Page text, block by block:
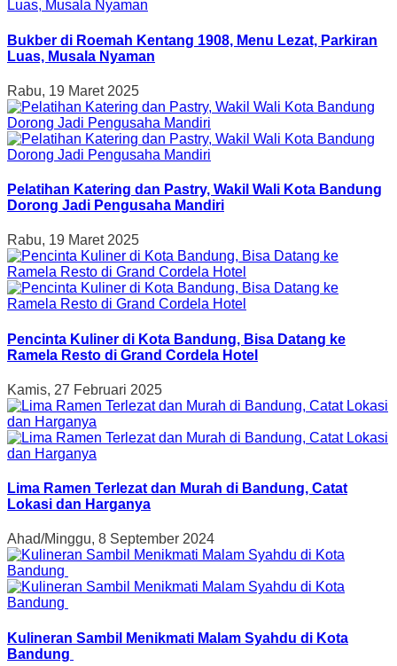
Bukber di Roemah Kentang 1908, Menu Lezat, Parkiran
Luas, Musala Nyaman
Rabu, 19 Maret 2025
Pelatihan Katering dan Pastry, Wakil Wali Kota Bandung
Dorong Jadi Pengusaha Mandiri
Rabu, 19 Maret 2025
Pencinta Kuliner di Kota Bandung, Bisa Datang ke
Ramela Resto di Grand Cordela Hotel
Kamis, 27 Februari 2025
Lima Ramen Terlezat dan Murah di Bandung, Catat
Lokasi dan Harganya
Ahad/Minggu, 8 September 2024
Kulineran Sambil Menikmati Malam Syahdu di Kota
Bandung